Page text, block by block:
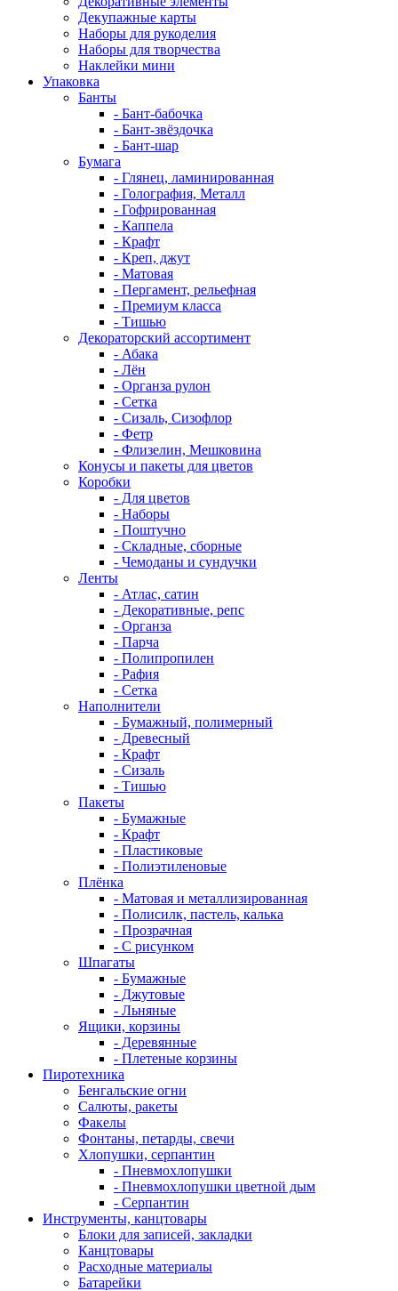
Декупажные карты
Наборы для рукоделия
Наборы для творчества
Наклейки мини
Упаковка
Банты
- Бант-бабочка
- Бант-звёздочка
- Бант-шар
Бумага
- Глянец, ламинированная
- Голография, Металл
- Гофрированная
- Каппела
- Крафт
- Креп, джут
- Матовая
- Пергамент, рельефная
- Премиум класса
- Тишью
Декораторский ассортимент
- Абака
- Лён
- Органза рулон
- Сетка
- Сизаль, Сизофлор
- Фетр
- Флизелин, Мешковина
Конусы и пакеты для цветов
Коробки
- Для цветов
- Наборы
- Поштучно
- Складные, сборные
- Чемоданы и сундучки
Ленты
- Атлас, сатин
- Декоративные, репс
- Органза
- Парча
- Полипропилен
- Рафия
- Сетка
Наполнители
- Бумажный, полимерный
- Древесный
- Крафт
- Сизаль
- Тишью
Пакеты
- Бумажные
- Крафт
- Пластиковые
- Полиэтиленовые
Плёнка
- Матовая и металлизированная
- Полисилк, пастель, калька
- Прозрачная
- С рисунком
Шпагаты
- Бумажные
- Джутовые
- Льняные
Ящики, корзины
- Деревянные
- Плетеные корзины
Пиротехника
Бенгальские огни
Салюты, ракеты
Факелы
Фонтаны, петарды, свечи
Хлопушки, серпантин
- Пневмохлопушки
- Пневмохлопушки цветной дым
- Серпантин
Инструменты, канцтовары
Блоки для записей, закладки
Канцтовары
Расходные материалы
Батарейки